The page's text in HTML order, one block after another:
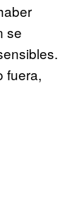
se
fuera,